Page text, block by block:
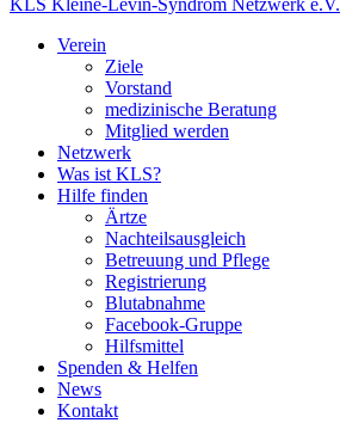
KLS Kleine-Levin-Syndrom Netzwerk e.V.
Verein
Ziele
Vorstand
medizinische Beratung
Mitglied werden
Netzwerk
Was ist KLS?
Hilfe finden
Ärtze
Nachteilsausgleich
Betreuung und Pflege
Registrierung
Blutabnahme
Facebook-Gruppe
Hilfsmittel
Spenden & Helfen
News
Kontakt